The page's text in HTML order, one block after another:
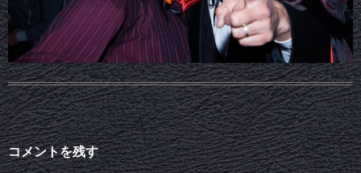
コメントを残す